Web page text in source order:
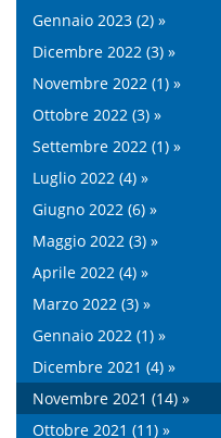
Gennaio 2023 (2) »
Dicembre 2022 (3) »
Novembre 2022 (1) »
Ottobre 2022 (3) »
Settembre 2022 (1) »
Luglio 2022 (4) »
Giugno 2022 (6) »
Maggio 2022 (3) »
Aprile 2022 (4) »
Marzo 2022 (3) »
Gennaio 2022 (1) »
Dicembre 2021 (4) »
Novembre 2021 (14) »
Ottobre 2021 (11) »